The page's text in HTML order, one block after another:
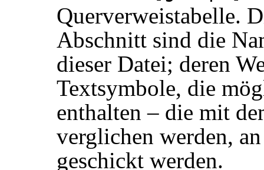
Querverweistabelle.
Abschnitt sind die
dieser Datei; deren
Textsymbole, die
enthalten – die mit
verglichen werden,
geschickt werden.